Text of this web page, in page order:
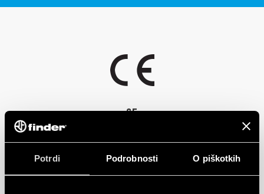
Potrdi Podrobnosti O piškotkih
EN 50155 (odpornost na temperaturo in vlago, razred TX)
AC ali DC tuljava z razširjenim delovnim območjem
Kontakti brez kadmija (standardna različica)
Dodatna oprema: vtičnice in časovni moduli
CE